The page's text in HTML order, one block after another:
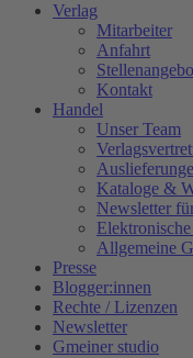
Verlag
Mitarbeiter
Anfahrt
Kontakt
Handel
Unser Team
Kataloge &
Newsletter
Allgemeine
Presse
Blogger:innen
Rechte / Lizenzen
Newsletter
Gmeiner studio